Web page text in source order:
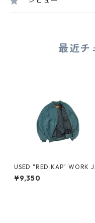
最近チ
USED "RED KAP" WORK
KET
¥9,350